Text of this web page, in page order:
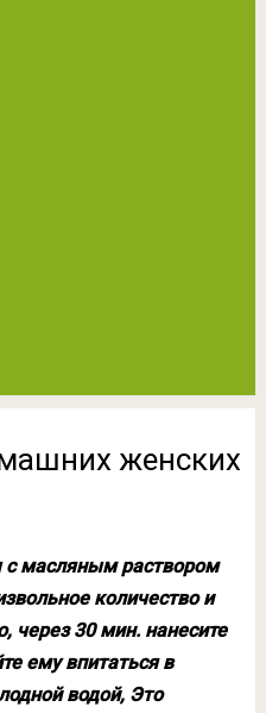
женских
с масляным раствором
количество и
через 30 мин. нанесите
ему впитаться в
водой, Это